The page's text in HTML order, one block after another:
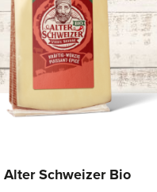
Alter Schweizer Bio